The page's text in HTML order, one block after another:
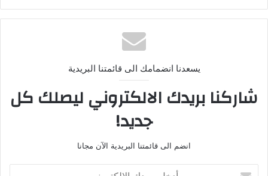
يسعدنا انضمامك الى قائمتنا البريدية
شاركنا بريدك الالكتروني ليصلك كل
جديد!
انضم الى قائمتنا البريدية الآن مجانا